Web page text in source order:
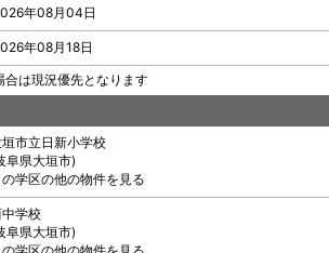
年08月04日
年08月18日
は現況優先となります
市立日新小学校
阜県大垣市)
の学区の他の物件を見る
学校
阜県大垣市)